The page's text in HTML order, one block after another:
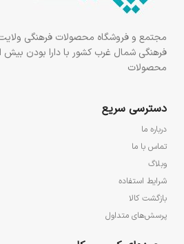
مجتمع و فروشگاه محصولات فرهنگی
فرهنگی شمال غرب کشور با دارا بودن بیش
محصولات
دسترسی سریع
درباره ما
تماس با ما
وبلاگ
شرایط استفاده
بازگشت کالا
پرسش‌های متداول